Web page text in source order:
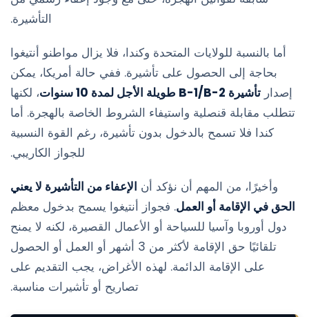
التأشيرة.
أما بالنسبة للولايات المتحدة وكندا، فلا يزال مواطنو أنتيغوا
بحاجة إلى الحصول على تأشيرة. ففي حالة أمريكا، يمكن
إصدار تأشيرة B-1/B-2 طويلة الأجل لمدة 10 سنوات
، لكنها
تتطلب مقابلة قنصلية واستيفاء الشروط الخاصة بالهجرة. أما
كندا فلا تسمح بالدخول بدون تأشيرة، رغم القوة النسبية
للجواز الكاريبي.
وأخيرًا، من المهم أن نؤكد أن الإعفاء من التأشيرة لا يعني
الحق في الإقامة أو العمل. فجواز أنتيغوا يسمح بدخول معظم
دول أوروبا وآسيا للسياحة أو الأعمال القصيرة، لكنه لا يمنح
تلقائيًا حق الإقامة لأكثر من 3 أشهر أو العمل أو الحصول
على الإقامة الدائمة. لهذه الأغراض، يجب التقديم على
تصاريح أو تأشيرات مناسبة.